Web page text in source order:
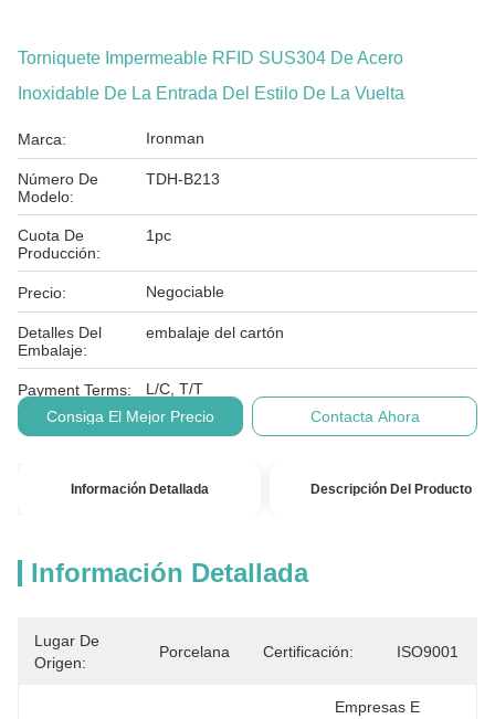
Torniquete Impermeable RFID SUS304 De Acero
Inoxidable De La Entrada Del Estilo De La Vuelta
Marca: Ironman
Número De
Modelo:
TDH-B213
Cuota De
Producción:
1pc
Precio: Negociable
Detalles Del
Embalaje:
embalaje del cartón
Payment Terms:
L/C, T/T
Consiga El Mejor Precio
Contacta Ahora
Información Detallada Descripción Del Producto
Información Detallada
Lugar De
Origen:
Porcelana Certificación: ISO9001
Empresas E